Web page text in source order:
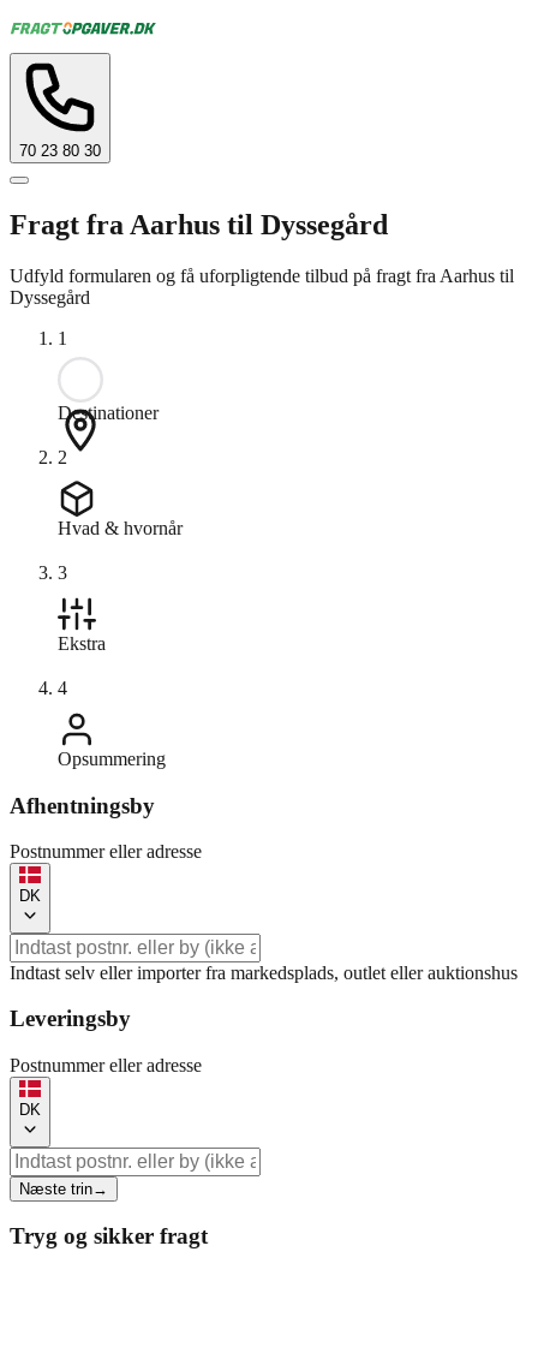
70 23 80 30
Fragt fra Aarhus til Dyssegård
Udfyld formularen og få uforpligtende tilbud på fragt fra Aarhus til
Dyssegård
1
Destinationer
2
Hvad & hvornår
3
Ekstra
4
Opsummering
Afhentningsby
Postnummer eller adresse
DK
Indtast selv eller importer fra markedsplads, outlet eller auktionshus
Leveringsby
Postnummer eller adresse
DK
Næste trin→
Tryg og sikker fragt